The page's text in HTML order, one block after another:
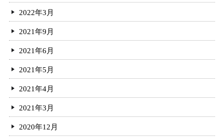
2022年3月
2021年9月
2021年6月
2021年5月
2021年4月
2021年3月
2020年12月